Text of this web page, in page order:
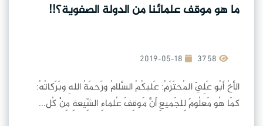
ما هو موقف علمائنا من الدولة الصفوية؟!!
2019-05-18
الأَخُ أَبُو عَلِيّ المُحتَرَمُ: عَليكُمُ السَّلامُ ورَحمَةُ اللهِ وبَرَكاتُهُ:
كمَا هُو مَعلُومٌ لِلجَميعِ أَنَّ مَوقِفَ عُلماءِ الشِّيعةِ مِنْ كُل...